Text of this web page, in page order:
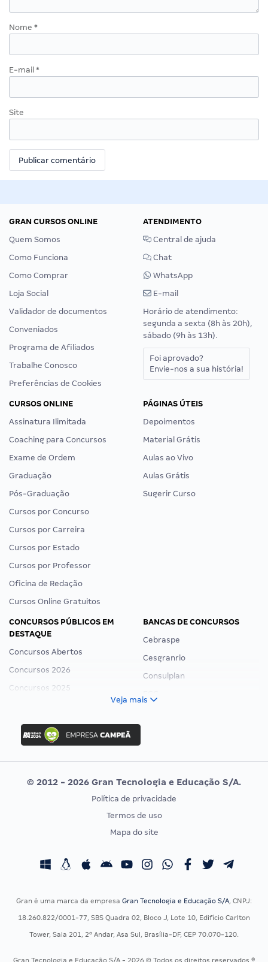
Nome *
E-mail *
Site
GRAN CURSOS ONLINE
Quem Somos
Como Funciona
Como Comprar
Loja Social
Validador de documentos
Conveniados
Programa de Afiliados
Trabalhe Conosco
Preferências de Cookies
ATENDIMENTO
Central de ajuda
Chat
WhatsApp
E-mail
Horário de atendimento:
segunda a sexta (8h às 20h),
sábado (9h às 13h).
Foi aprovado?
Envie-nos a sua história!
CURSOS ONLINE
Assinatura Ilimitada
Coaching para Concursos
Exame de Ordem
Graduação
Pós-Graduação
Cursos por Concurso
Cursos por Carreira
Cursos por Estado
Cursos por Professor
Oficina de Redação
Cursos Online Gratuitos
PÁGINAS ÚTEIS
Depoimentos
Material Grátis
Aulas ao Vivo
Aulas Grátis
Sugerir Curso
CONCURSOS PÚBLICOS EM
DESTAQUE
Concursos Abertos
Concursos 2026
Concursos 2025
Concurso Ibama
Concurso MPU
Editais publicados
BANCAS DE CONCURSOS
Cebraspe
Cesgranrio
Consulplan
Vunesp
CONCURSOS POR PROFISSÃO
Concursos Fiscais
Concursos Saúde
EXAME DE ORDEM
Calendário OAB
Veja mais
© 2012 - 2026 Gran Tecnologia e Educação S/A.
Política de privacidade
Termos de uso
Mapa do site
Gran é uma marca da empresa Gran Tecnologia e Educação S/A, CNPJ:
18.260.822/0001-77, SBS Quadra 02, Bloco J, Lote 10, Edifício Carlton
Tower, Sala 201, 2º Andar, Asa Sul, Brasília-DF, CEP 70.070-120.
Gran Tecnologia e Educação S/A - 2026 © Todos os direitos reservados ®